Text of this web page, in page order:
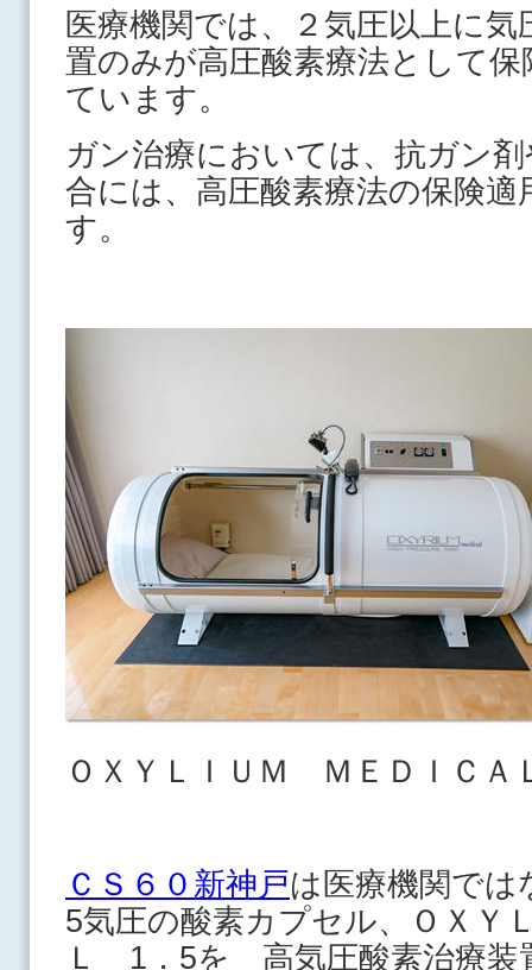
医療機関では、２気圧以上に
置のみが高圧酸素療法として
ています。
ガン治療においては、抗ガン
合には、高圧酸素療法の保険
す。
ＯＸＹＬＩＵＭ ＭＥＤＩＣＡ
ＣＳ６０新神戸は医療機関では
5気圧の酸素カプセル、ＯＸＹ
Ｌ 1．5を 高気圧酸素治療装